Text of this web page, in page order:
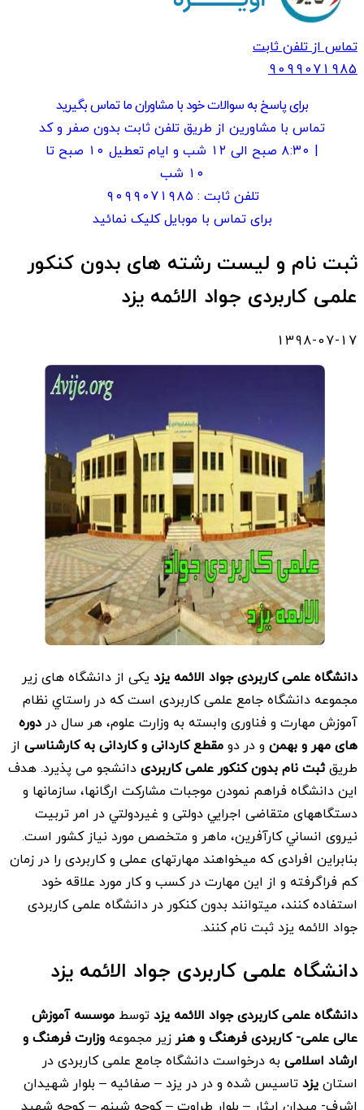
تماس از تلفن ثابت
9099071985
برای پاسخ به سوالات خود با مشاوران ما تماس بگیرید
تماس با مشاورین از طریق تلفن ثابت بدون صفر و کد
| ۸:۳۰ صبح الی ۱۲ شب و ایام تعطیل ۱۰ صبح تا
۱۰ شب
تلفن ثابت : ۹۰۹۹۰۷۱۹۸۵
برای تماس با موبایل کلیک نمائید
ثبت نام و لیست رشته های بدون کنکور
علمی کاربردی جواد الائمه یزد
1398-07-17
دانشگاه علمی کاربردی جواد الائمه یزد یکی از دانشگاه های زیر
مجموعه دانشگاه جامع علمی کاربردی است که در راستاي نظام
آموزش مهارت و فناوری وابسته به وزارت علوم، هر سال در دوره
های مهر و بهمن و در دومقطع کاردانی و کاردانی به کارشناسی از
طریقثبت نام بدون کنکور علمی کاربردیدانشجو می پذیرد. هدف
اين دانشگاه فراهم نمودن موجبات مشاركت ارگانها، سازمانها و
دستگاههای متقاضی اجرايي دولتی و غيردولتي در امر تربيت
نيروی انساني كارآفرين، ماهر و متخصص مورد نياز كشور است.
بنابراین افرادی که میخواهند مهارتهای عملی و کاربردی را در زمان
کم فراگرفته و از این مهارت در کسب و کار مورد علاقه خود
استفاده کنند، میتوانند بدون کنکور در دانشگاه علمی کاربردی
جواد الائمه یزد ثبت نام کنند.
دانشگاه علمی کاربردی جواد الائمه یزد
دانشگاه علمی کاربردی جواد الائمه یزدتوسط موسسه آموزش
عالی علمی- كاربردی فرهنگ و هنرزیر مجموعه وزارت فرهنگ و
ارشاد اسلامی به درخواست دانشگاه جامع علمی کاربردی در
استانیزدتاسیس شده و در در یزد – صفائیه – بلوار شهیدان